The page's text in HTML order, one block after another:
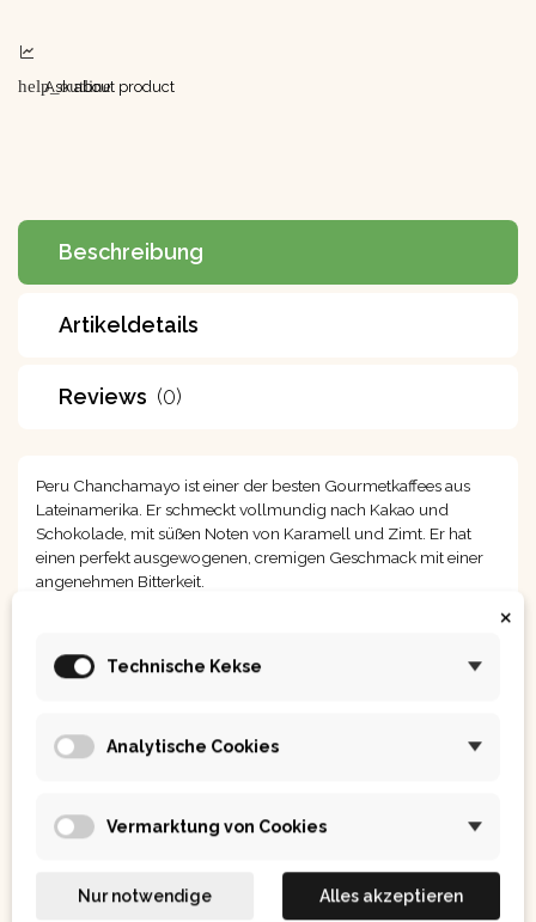
help_outline
Ask about product
Beschreibung
Artikeldetails
Reviews (0)
Peru Chanchamayo ist einer der besten Gourmetkaffees aus
Lateinamerika. Er schmeckt vollmundig nach Kakao und
Schokolade, mit süßen Noten von Karamell und Zimt. Er hat
einen perfekt ausgewogenen, cremigen Geschmack mit einer
angenehmen Bitterkeit.
×
Technische Kekse
Analytische Cookies
Vermarktung von Cookies
Nur notwendige Alles akzeptieren